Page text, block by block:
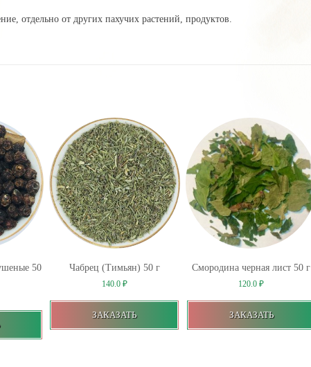
отдельно от других пахучих растений, продуктов.
50
Чабрец (Тимьян) 50 г
140.0 ₽
ЗАКАЗАТЬ
Смородина черная лист 50 г
120.0₽
ЗАКАЗАТЬ